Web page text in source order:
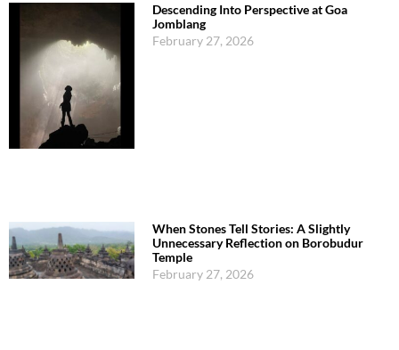
Descending Into Perspective at Goa
Jomblang
February 27, 2026
When Stones Tell Stories: A Slightly
Unnecessary Reflection on Borobudur
Temple
February 27, 2026